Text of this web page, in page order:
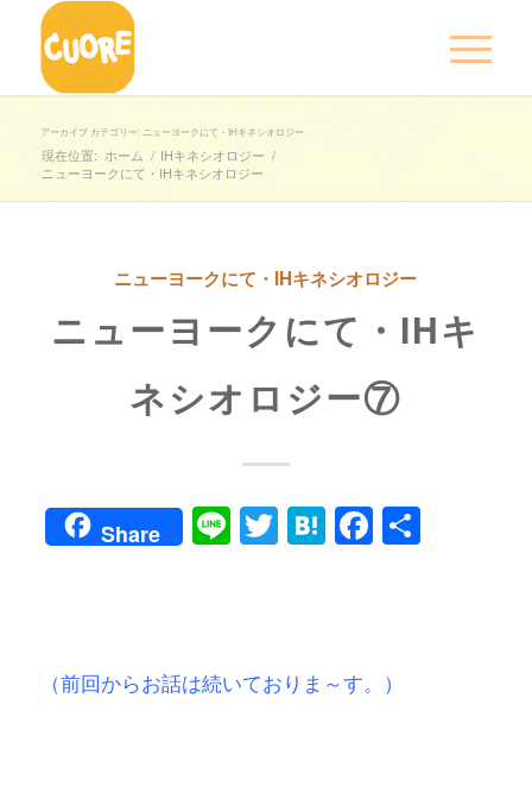
アーカイブ カテゴリー: ニューヨークにて・IHキネシオロジー
現在位置: ホーム / IHキネシオロジー /
ニューヨークにて・IHキネシオロジー
ニューヨークにて・IHキネシオロジー
ニューヨークにて・IHキ
ネシオロジー⑦
Share LineTwitter
Hatena共
（前回からお話は続いておりま～す。）